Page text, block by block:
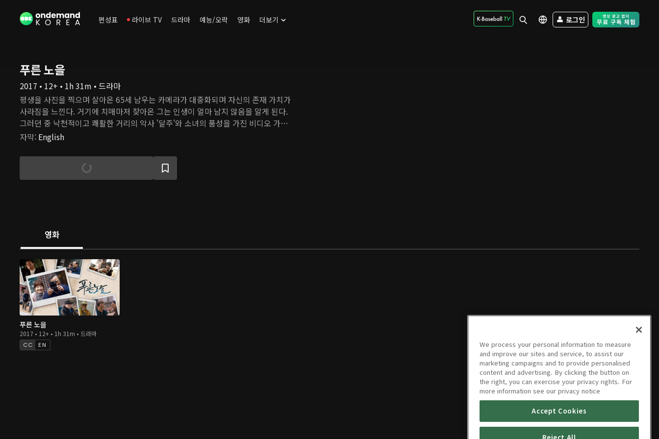
편성표 라이브 TV 드라마 예능/오락 영화 더보기 로그인 Free Trial -
푸른 노을
2017 • 12+ • 1h 31m • 드라마
평생을 사진을 찍으며 살아온 65세 남우는 카메라가 대중화되며 자신의 존재 가치가
사라짐을 느낀다. 거기에 치매마저 찾아온 그는 인생이 얼마 남지 않음을 알게 된다.
그러던 중 낙천적이고 쾌활한 거리의 악사 '달주'와 소녀의 품성을 가진 비디오 가게
주인 은녀를 만나 친구가 되고, 이들과 함께 여행을 떠난다. 이 여정이 마지막임을 직
자막: English
영화
푸른 노을
2017 • 12+ • 1h 31m • 드라마
EN
We process your personal information to measure
and improve our sites and service, to assist our
marketing campaigns and to provide personalised
content and advertising. By clicking the button on
the right, you can exercise your privacy rights. For
more information see our privacy notice
Accept Cookies